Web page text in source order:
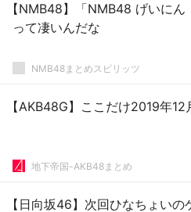
【NMB48】「NMB48 げいにん
って凄いんだな
NMB48まとめスピリッツ
【AKB48G】ここだけ2019年12
地下帝国-AKB48まとめ
【日向坂46】次回ひなちょいの